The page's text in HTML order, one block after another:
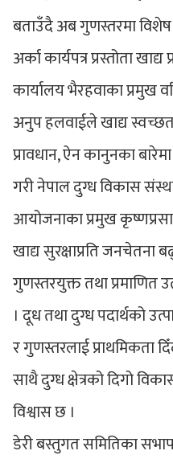
बताउँदै अब गुणस्तरमा विशेष
अर्का कार्यपत्र प्रस्तोता
कार्यालय भैरहवाका प्रमुख
अनुप हलवाईले खाद्य
प्रावधान, ऐन कानुनका
गरी नेपाल दुग्ध विकास
आयोजनाका प्रमुख
खाद्य सुरक्षाप्रति
गुणस्तरयुक्त तथा प्रमाणित
। दूध तथा दुग्ध पदार्थको
र गुणस्तरलाई प्राथमिकता
साथै दुग्ध क्षेत्रको दिगो
विश्वास छ ।
डेरी बस्तुगत समितिका